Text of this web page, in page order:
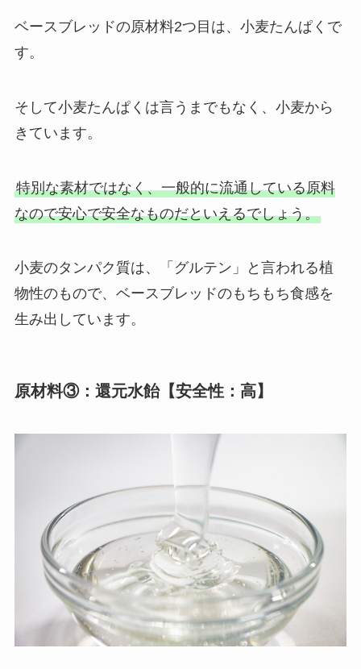
ベースブレッドの原材料2つ目は、小麦たんぱくで
す。
そして小麦たんぱくは言うまでもなく、小麦から
きています。
特別な素材ではなく、一般的に流通している原料
なので安心で安全なものだといえるでしょう。
小麦のタンパク質は、「グルテン」と言われる植
物性のもので、ベースブレッドのもちもち食感を
生み出しています。
原材料③：還元水飴【安全性：高】